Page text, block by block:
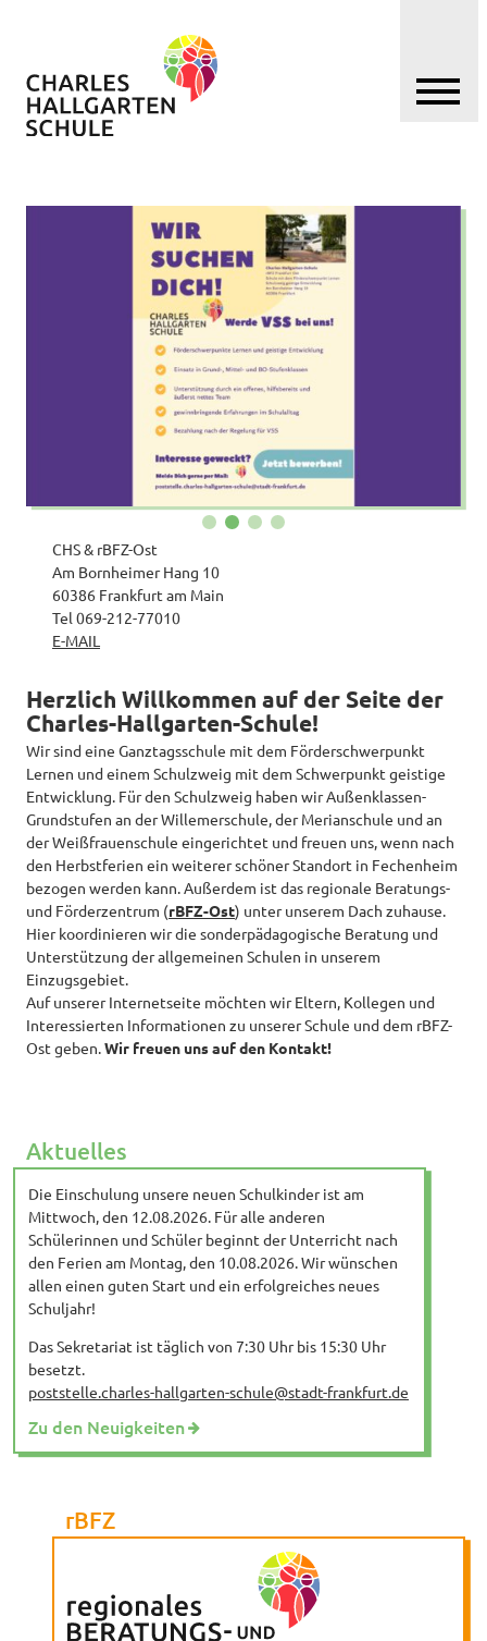
CHS & rBFZ-Ost
Am Bornheimer Hang 10
60386 Frankfurt am Main
Tel 069-212-77010
E-MAIL
Herzlich Willkommen auf der Seite der
Charles-Hallgarten-Schule!
Wir sind eine Ganztagsschule mit dem Förderschwerpunkt
Lernen und einem Schulzweig mit dem Schwerpunkt geistige
Entwicklung. Für den Schulzweig haben wir Außenklassen-
Grundstufen an der Willemerschule, der Merianschule und an
der Weißfrauenschule eingerichtet und freuen uns, wenn nach
den Herbstferien ein weiterer schöner Standort in Fechenheim
bezogen werden kann. Außerdem ist das regionale Beratungs-
und Förderzentrum (rBFZ-Ost) unter unserem Dach zuhause.
Hier koordinieren wir die sonderpädagogische Beratung und
Unterstützung der allgemeinen Schulen in unserem
Einzugsgebiet.
Auf unserer Internetseite möchten wir Eltern, Kollegen und
Interessierten Informationen zu unserer Schule und dem rBFZ-
Ost geben.Wir freuen uns auf den Kontakt!
Aktuelles
Die Einschulung unsere neuen Schulkinder ist am
Mittwoch, den 12.08.2026. Für alle anderen
Schülerinnen und Schüler beginnt der Unterricht nach
den Ferien am Montag, den 10.08.2026. Wir wünschen
allen einen guten Start und ein erfolgreiches neues
Schuljahr!
Das Sekretariat ist täglich von 7:30 Uhr bis 15:30 Uhr
besetzt.
poststelle.charles-hallgarten-schule@stadt-frankfurt.de
Zu den Neuigkeiten
rBFZ